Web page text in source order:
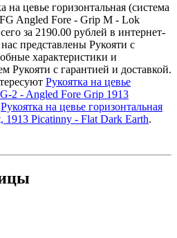
цевье горизонтальная (система
Angled Fore - Grip M - Lok
за 2190.00 рублей в интернет-
представлены Рукояти с
характеристики и
Рукояти с гарантией и доставкой.
Рукоятка на цевье
2 - Angled Fore Grip 1913
Рукоятка на цевье горизонтальная
Picatinny - Flat Dark Earth.